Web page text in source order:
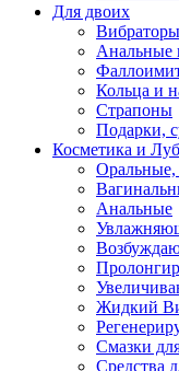
Для двоих
Вибраторы
Анальные
Кольца и
Страпоны
Подарки,
Косметика и
Оральные,
Анальные
Жидкий
Смазки
Средства